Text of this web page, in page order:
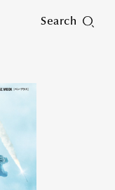
Search